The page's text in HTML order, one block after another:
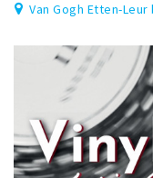
Van Gogh Etten-